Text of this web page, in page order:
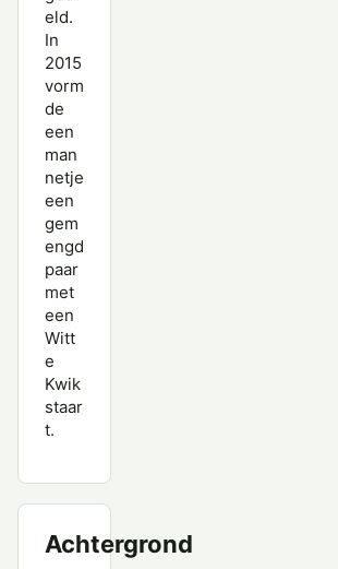
eld.
In
2015
vorm
de
een
man
netje
een
gem
engd
paar
met
een
Witt
e
Kwik
staar
t.
Achtergrond